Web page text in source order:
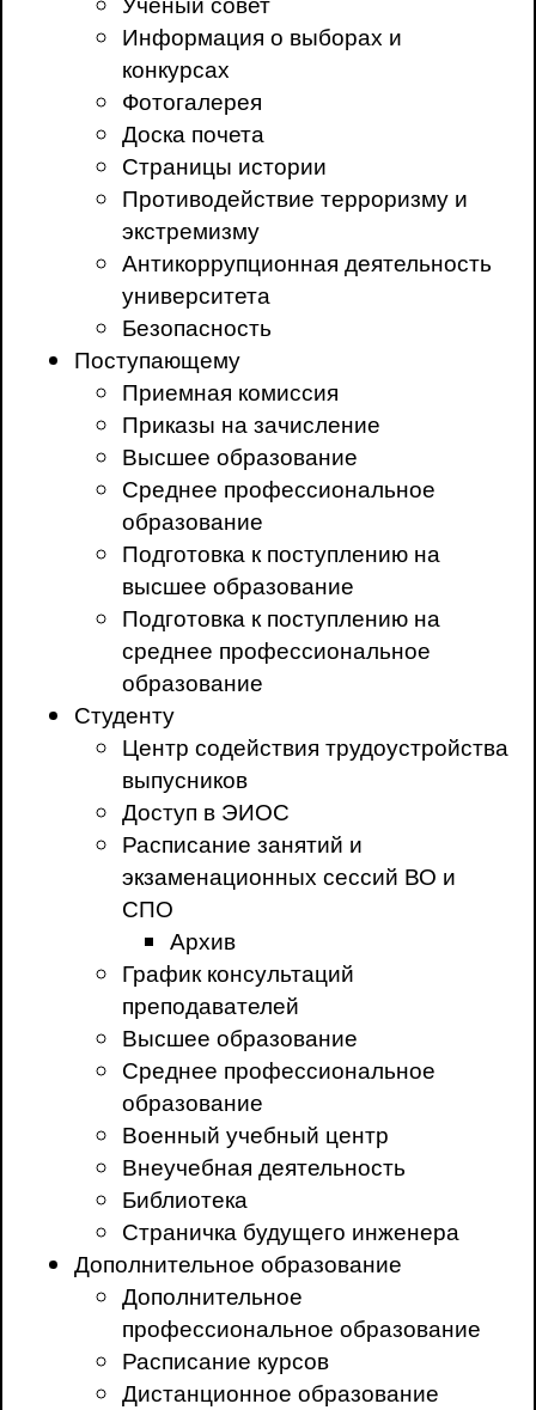
Информация о выборах и
конкурсах
Фотогалерея
Доска почета
Страницы истории
Противодействие терроризму и
экстремизму
Антикоррупционная деятельность
университета
Безопасность
Поступающему
Приемная комиссия
Приказы на зачисление
Высшее образование
Среднее профессиональное
образование
Подготовка к поступлению на
высшее образование
Подготовка к поступлению на
среднее профессиональное
образование
Студенту
Центр содействия трудоустройства
выпусников
Доступ в ЭИОС
Расписание занятий и
экзаменационных сессий ВО и
СПО
Архив
График консультаций
преподавателей
Высшее образование
Среднее профессиональное
образование
Военный учебный центр
Внеучебная деятельность
Библиотека
Страничка будущего инженера
Дополнительное образование
Дополнительное
профессиональное образование
Расписание курсов
Дистанционное образование